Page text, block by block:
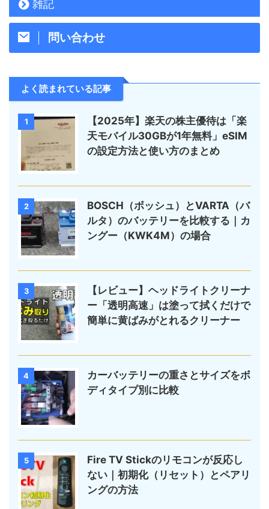
雑記
問い合わせ
よく読まれている記事
1
【2025年】楽天の株主優待は「楽
天モバイル30GBが1年無料」eSIM
の設定方法と使い方のまとめ
2
BOSCH（ボッシュ）とVARTA（バ
ルタ）のバッテリーを比較する｜カ
ングー（KWK4M）の場合
3
【レビュー】ヘッドライトクリーナ
ー「透明高速」は塗って拭くだけで
簡単に黄ばみがとれるクリーナー
4
カーバッテリーの重さとサイズをボ
ディタイプ別に比較
5
Fire TV Stickのリモコンが反応し
ない｜初期化（リセット）とペアリ
ングの方法